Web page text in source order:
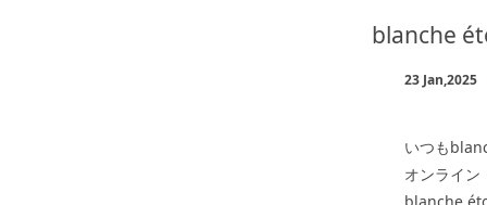
blanche
23 Jan,2025
いつも
オンライ
blanche